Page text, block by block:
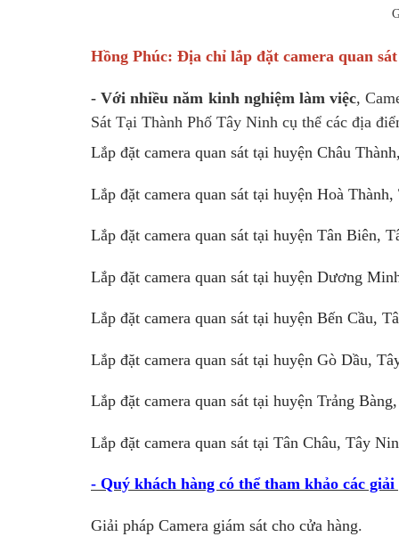
Hồng Phúc: Địa chỉ lắp đặt camera quan
- Với nhiều năm kinh nghiệm làm việc,
Sát Tại Thành Phố Tây Ninh cụ thể các địa
Lắp đặt camera quan sát tại huyện Châu
Lắp đặt camera quan sát tại huyện Hoà
Lắp đặt camera quan sát tại huyện Tân Biên,
Lắp đặt camera quan sát tại huyện Dương
Lắp đặt camera quan sát tại huyện Bến Cầu,
Lắp đặt camera quan sát tại huyện Gò Dầu,
Lắp đặt camera quan sát tại huyện Trảng
Lắp đặt camera quan sát tại Tân Châu, Tây
- Quý khách hàng có thể tham khảo các
Giải pháp Camera giám sát cho cửa hàng.